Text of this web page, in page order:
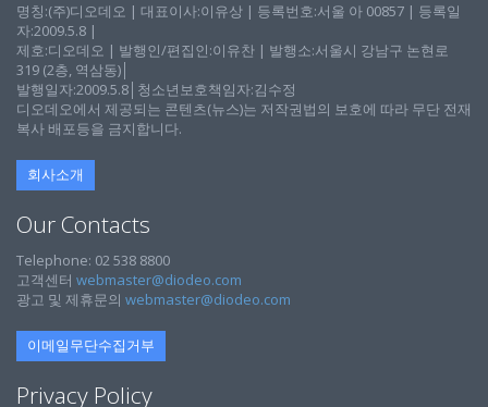
명칭:(주)디오데오 | 대표이사:이유상 | 등록번호:서울 아 00857 | 등록일
자:2009.5.8 |
제호:디오데오 | 발행인/편집인:이유찬 | 발행소:서울시 강남구 논현로
319 (2층, 역삼동)│
발행일자:2009.5.8│청소년보호책임자:김수정
디오데오에서 제공되는 콘텐츠(뉴스)는 저작권법의 보호에 따라 무단 전재
복사 배포등을 금지합니다.
회사소개
Our Contacts
Telephone: 02 538 8800
고객센터 webmaster@diodeo.com
광고 및 제휴문의 webmaster@diodeo.com
이메일무단수집거부
Privacy Policy